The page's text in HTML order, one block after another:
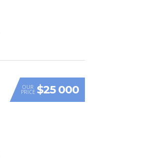
OUR
PRICE $25 000